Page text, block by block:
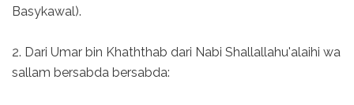
Basykawal).
2. Dari Umar bin Khaththab dari Nabi Shallallahu'alaihi wa
sallam bersabda bersabda: